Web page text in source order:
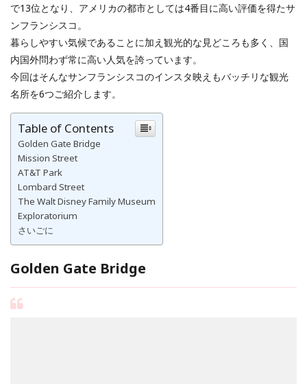
で13位となり、アメリカの都市としては4番目に高い評価を得たサ
ンフランシスコ。
暮らしやすい気候であることに加え観光的な見どころも多く、国
内国外問わず常に高い人気を誇っています。
今回はそんなサンフランシスコのインスタ映えもバッチリな観光
名所を6つご紹介します。
Table of Contents
Golden Gate Bridge
Mission Street
AT&T Park
Lombard Street
The Walt Disney Family Museum
Exploratorium
さいごに
Golden Gate Bridge